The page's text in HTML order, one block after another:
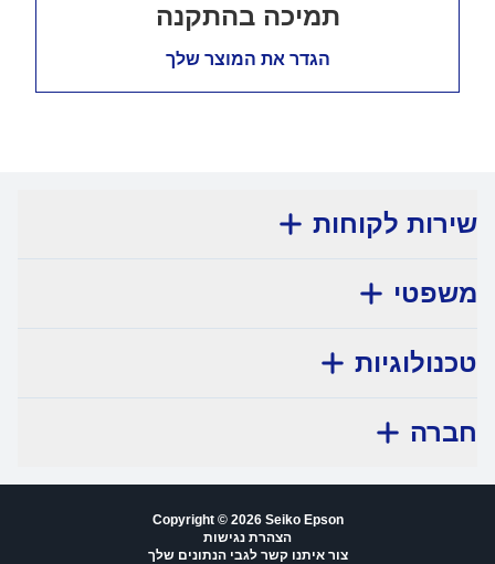
תמיכה בהתקנה
הגדר את המוצר שלך
שירות לקוחות
משפטי
טכנולוגיות
חברה
Copyright © 2026 Seiko Epson
הצהרת נגישות
צור איתנו קשר לגבי הנתונים שלך